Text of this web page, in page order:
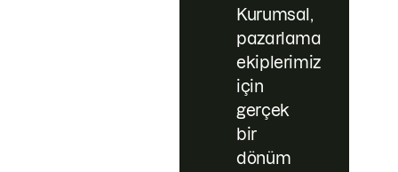
Kurumsal,
pazarlama
ekiplerimiz
için
gerçek
bir
dönüm